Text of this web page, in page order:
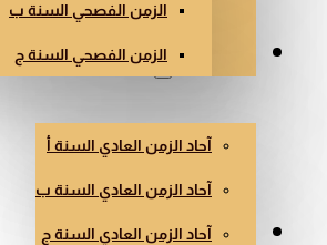
الزمن الفصحي السنة ب
الزمن الفصحي السنة ج الزمن العادي
آحاد الزمن العادي السنة أ
آحاد الزمن العادي السنة ب
آحاد الزمن العادي السنة جأعياد أخرى